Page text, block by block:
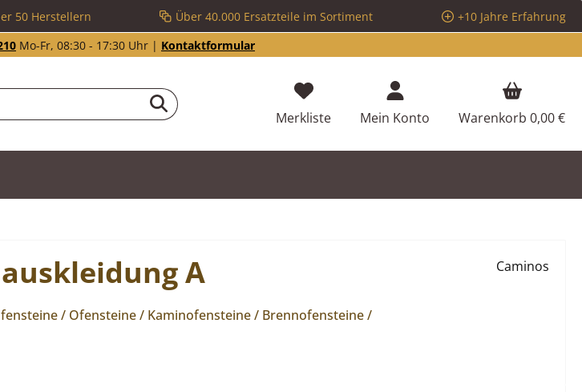
50 Herstellern Über 40.000 Ersatzteile im Sortiment
+10 Jahre Erfahrung
Mo-Fr, 08:30 - 17:30 Uhr | Kontaktformular
MerklisteDu hast 0 Produkte auf dem Merkzettel
Mein Konto Warenkorb 0,00 €
A
/ Ofensteine / Kaminofensteine / Brennofensteine /
Caminos